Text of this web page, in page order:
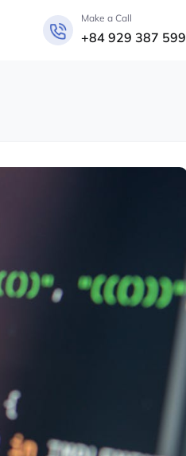
Make a Call
+84 929 387 599